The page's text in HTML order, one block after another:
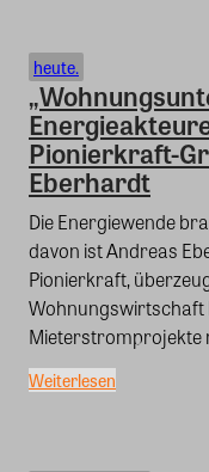
heute.
Pionierkraft-
Eberhardt
Die Energiewende
davon ist Andreas
Pionierkraft,
Wohnungswirtschaft
Mieterstromprojekte
Weiterlesen